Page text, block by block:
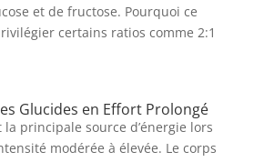
et de fructose. Pourquoi ce
certains ratios comme 2:1
Glucides en Effort Prolongé
la principale source d’énergie lors
modérée à élevée. Le corps